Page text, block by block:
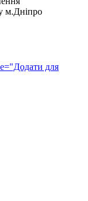
м.Дніпро
для